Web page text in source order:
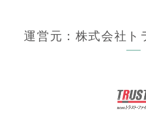
運営元：株式会社ト